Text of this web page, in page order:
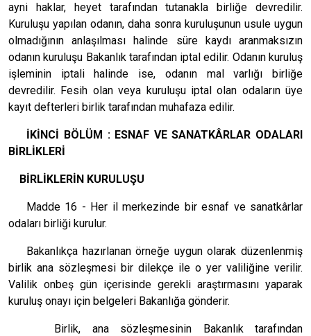
ayni haklar, heyet tarafından tutanakla birliğe devredilir.
Kuruluşu yapılan odanın, daha sonra kuruluşunun usule uygun
olmadığının anlaşılması halinde süre kaydı aranmaksızın
odanın kuruluşu Bakanlık tarafından iptal edilir. Odanın kuruluş
işleminin iptali halinde ise, odanın mal varlığı birliğe
devredilir. Fesih olan veya kuruluşu iptal olan odaların üye
kayıt defterleri birlik tarafından muhafaza edilir.
İKİNCİ BÖLÜM : ESNAF VE SANATKÂRLAR ODALARI
BİRLİKLERİ
BİRLİKLERİN KURULUŞU
Madde 16 - Her il merkezinde bir esnaf ve sanatkârlar
odaları birliği kurulur.
Bakanlıkça hazırlanan örneğe uygun olarak düzenlenmiş
birlik ana sözleşmesi bir dilekçe ile o yer valiliğine verilir.
Valilik onbeş gün içerisinde gerekli araştırmasını yaparak
kuruluş onayı için belgeleri Bakanlığa gönderir.
Birlik, ana sözleşmesinin Bakanlık tarafından